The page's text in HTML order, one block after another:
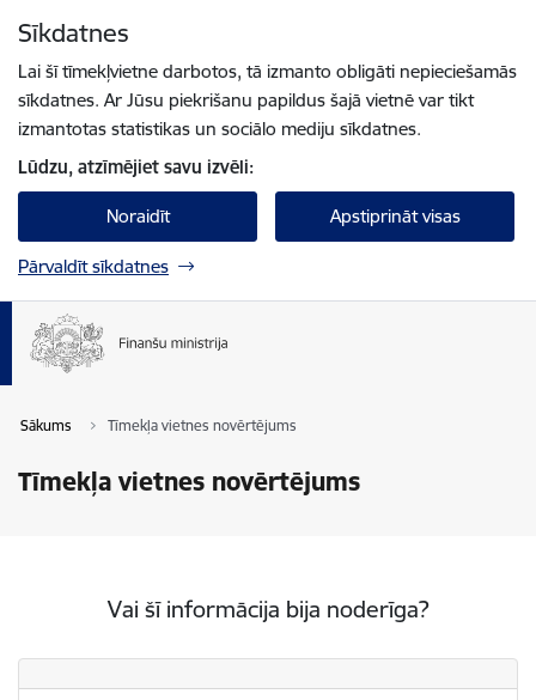
Sīkdatnes
Lai šī tīmekļvietne darbotos, tā izmanto obligāti nepieciešamās
sīkdatnes. Ar Jūsu piekrišanu papildus šajā vietnē var tikt
izmantotas statistikas un sociālo mediju sīkdatnes.
Lūdzu, atzīmējiet savu izvēli:
Noraidīt Apstiprināt visas
Pārvaldīt sīkdatnes
Sākums Tīmekļa vietnes novērtējums
Tīmekļa vietnes novērtējums
Vai šī informācija bija noderīga?
Vai šī informācija bija noderīga?